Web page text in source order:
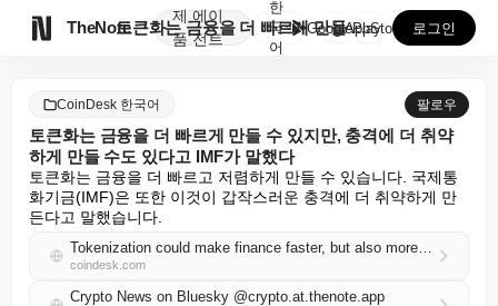
TheNote
제
품
에이
전트
토큰화는 금융을 더 빠르게 만들 수 있지만, 충격에 더...
한
국
어
GooglePlay
AppStore 로그인
CoinDesk 한국어 팔로우
토큰화는 금융을 더 빠르게 만들 수 있지만, 충격에 더 취약
하게 만들 수도 있다고 IMF가 말했다
토큰화는 금융을 더 빠르고 저렴하게 만들 수 있습니다. 국제통
화기금(IMF)은 또한 이것이 갑작스러운 충격에 더 취약하게 만
든다고 말했습니다.
Tokenization could make finance faster, but also more susceptible to shocks, IMF says
coindesk.com
Crypto News on Bluesky @crypto.at.thenote.app